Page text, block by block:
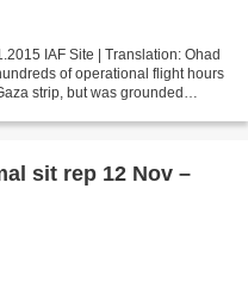
of operational flight hours
strip, but was grounded
sit rep 12 Nov –